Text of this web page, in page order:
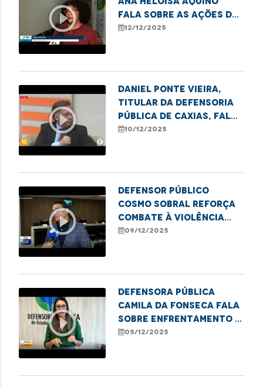
play_circle_outline
fala sobre as ações de
combate ao sub-
12/12/2025
play_circle_outline
Daniel Ponte Vieira,
titular da Defensoria
Pública de Caxias, fala
sobre a semana de
10/12/2025
play_circle_outline
Defensor Público
Cosmo Sobral reforça
combate à violência
contra idosos no
09/12/2025
play_circle_outline
Defensora Pública
Camila da Fonseca fala
sobre enfrentamento à
pornografia infantil
05/12/2025